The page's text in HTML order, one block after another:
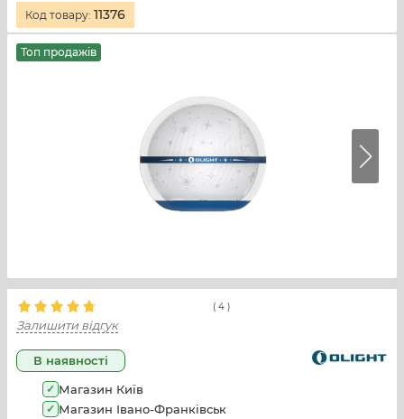
Код товару: 11376
Топ продажів
( 4 )
Залишити відгук
В наявності
✓ Магазин Київ
✓ Магазин Івано-Франківськ